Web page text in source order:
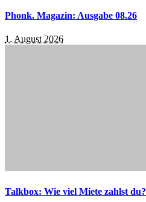
Phonk. Magazin: Ausgabe 08.26
1. August 2026
Talkbox: Wie viel Miete zahlst du?